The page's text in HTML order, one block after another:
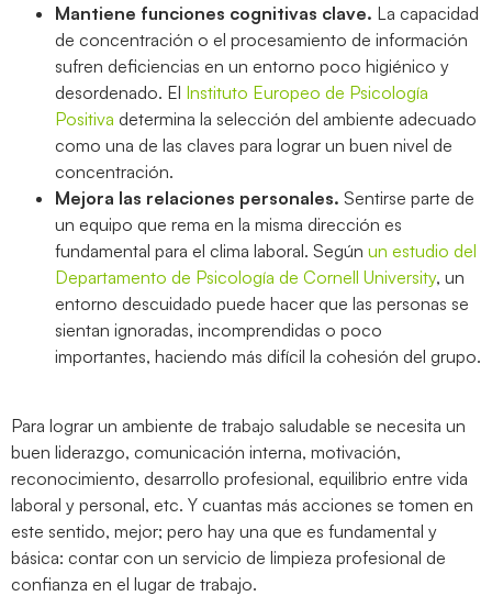
Mantiene funciones cognitivas clave. La capacidad
de concentración o el procesamiento de información
sufren deficiencias en un entorno poco higiénico y
desordenado. El Instituto Europeo de Psicología
Positiva determina la selección del ambiente adecuado
como una de las claves para lograr un buen nivel de
concentración.
Mejora las relaciones personales. Sentirse parte de
un equipo que rema en la misma dirección es
fundamental para el clima laboral. Según un estudio del
Departamento de Psicología de Cornell University, un
entorno descuidado puede hacer que las personas se
sientan ignoradas, incomprendidas o poco
importantes, haciendo más difícil la cohesión del grupo.
Para lograr un ambiente de trabajo saludable se necesita un
buen liderazgo, comunicación interna, motivación,
reconocimiento, desarrollo profesional, equilibrio entre vida
laboral y personal, etc. Y cuantas más acciones se tomen en
este sentido, mejor; pero hay una que es fundamental y
básica: contar con un servicio de limpieza profesional de
confianza en el lugar de trabajo.